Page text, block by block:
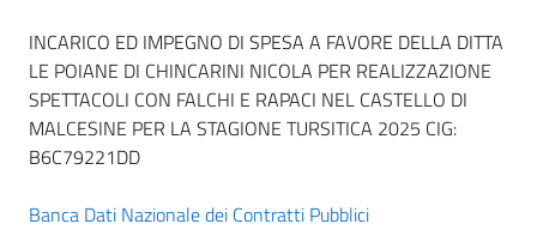
INCARICO ED IMPEGNO DI SPESA A FAVORE DELLA DITTA
LE POIANE DI CHINCARINI NICOLA PER REALIZZAZIONE
SPETTACOLI CON FALCHI E RAPACI NEL CASTELLO DI
MALCESINE PER LA STAGIONE TURSITICA 2025 CIG:
B6C79221DD
Banca Dati Nazionale dei Contratti Pubblici